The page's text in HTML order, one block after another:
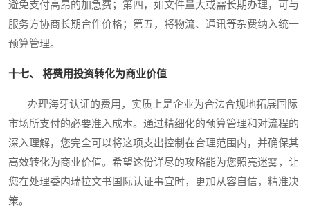
避免支付高昂的加急费；第四，如文件量大或需长期办理，可与
服务方协商长期合作价格；第五，将物流、通讯等杂费纳入统一
预算管理。
十七、 将费用投资转化为商业价值
办理海牙认证的费用，实质上是企业为合法合规地拓展国际
市场所支付的必要准入成本。通过精细化的预算管理和对流程的
深入理解，您完全可以将这项支出控制在合理范围内，并确保其
高效转化为商业价值。希望这份详尽的攻略能为您照亮迷雾，让
您在处理委内瑞拉文书国际认证事宜时，更加从容自信，精准决
策。